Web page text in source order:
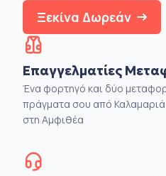
Ξεκίνα Δωρεάν
Επαγγελματίες
Ένα φορτηγό και δύο
πράγματα σου από
στη Αμφιθέα